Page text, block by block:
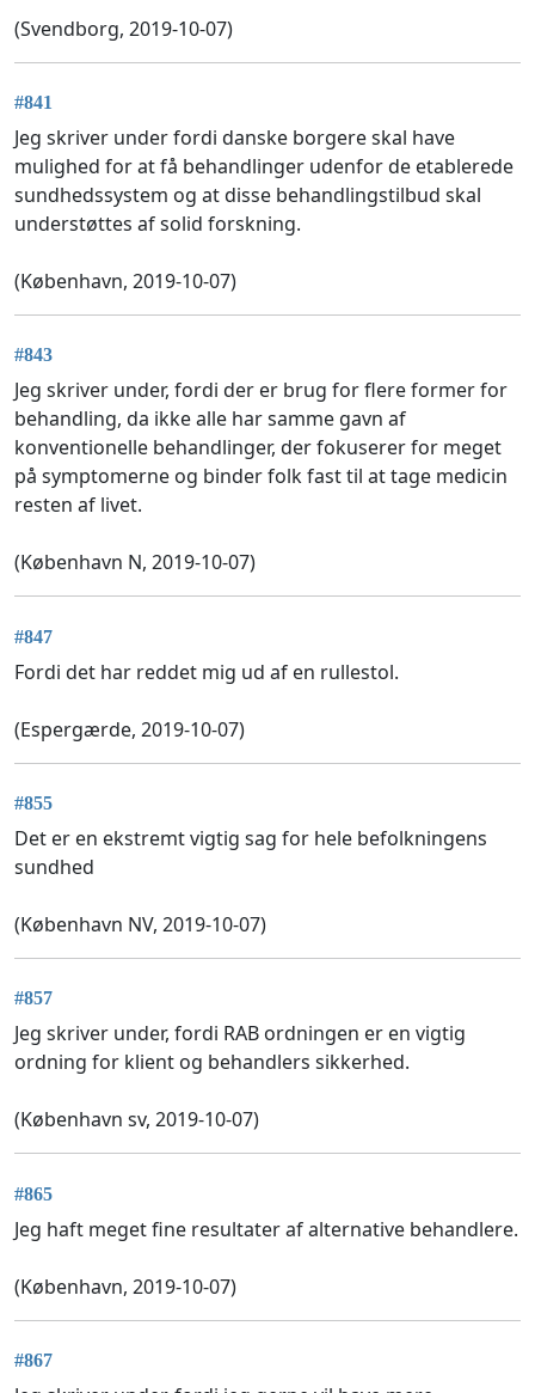
(Svendborg, 2019-10-07)
#841
Jeg skriver under fordi danske borgere skal have
mulighed for at få behandlinger udenfor de etablerede
sundhedssystem og at disse behandlingstilbud skal
understøttes af solid forskning.
(København, 2019-10-07)
#843
Jeg skriver under, fordi der er brug for flere former for
behandling, da ikke alle har samme gavn af
konventionelle behandlinger, der fokuserer for meget
på symptomerne og binder folk fast til at tage medicin
resten af livet.
(København N, 2019-10-07)
#847
Fordi det har reddet mig ud af en rullestol.
(Espergærde, 2019-10-07)
#855
Det er en ekstremt vigtig sag for hele befolkningens
sundhed
(København NV, 2019-10-07)
#857
Jeg skriver under, fordi RAB ordningen er en vigtig
ordning for klient og behandlers sikkerhed.
(København sv, 2019-10-07)
#865
Jeg haft meget fine resultater af alternative behandlere.
(København, 2019-10-07)
#867